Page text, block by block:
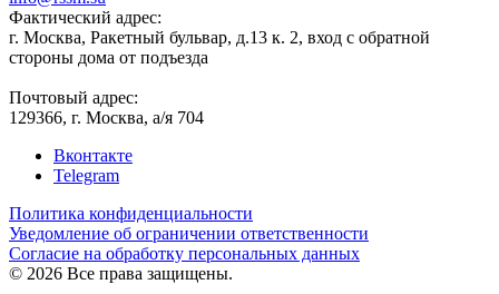
Фактический адрес:
г. Москва, Ракетный бульвар, д.13 к. 2, вход с обратной
стороны дома от подъезда
Почтовый адрес:
129366, г. Москва, а/я 704
Вконтакте
Telegram
Политика конфиденциальности
Уведомление об ограничении ответственности
Согласие на обработку персональных данных
© 2026 Все права защищены.